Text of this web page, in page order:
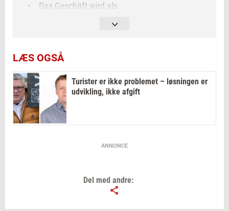
Das Geschäft wird als
Um Zutritt zu erhalten, muss man als Kunde
einen QR-Code scannen und sich danach über
MitID oder – als ausländischer Tourist – über
eine empfangene SMS einloggen.
LÆS OGSÅ
Turister er ikke problemet – løsningen er
udvikling, ikke afgift
ANNONCE
Del med andre: